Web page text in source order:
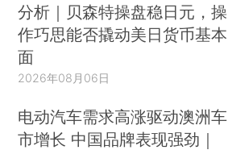
分析｜贝森特操盘稳日元，操
作巧思能否撬动美日货币基本
面
2026年08月06日
电动汽车需求高涨驱动澳洲车
市增长 中国品牌表现强劲｜